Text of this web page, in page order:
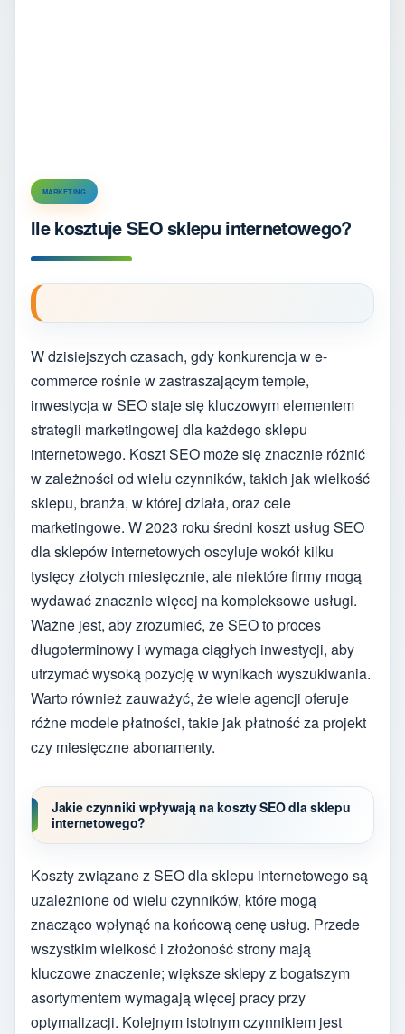
MARKETING
Ile kosztuje SEO sklepu internetowego?
W dzisiejszych czasach, gdy konkurencja w e-
commerce rośnie w zastraszającym tempie,
inwestycja w SEO staje się kluczowym elementem
strategii marketingowej dla każdego sklepu
internetowego. Koszt SEO może się znacznie różnić
w zależności od wielu czynników, takich jak wielkość
sklepu, branża, w której działa, oraz cele
marketingowe. W 2023 roku średni koszt usług SEO
dla sklepów internetowych oscyluje wokół kilku
tysięcy złotych miesięcznie, ale niektóre firmy mogą
wydawać znacznie więcej na kompleksowe usługi.
Ważne jest, aby zrozumieć, że SEO to proces
długoterminowy i wymaga ciągłych inwestycji, aby
utrzymać wysoką pozycję w wynikach wyszukiwania.
Warto również zauważyć, że wiele agencji oferuje
różne modele płatności, takie jak płatność za projekt
czy miesięczne abonamenty.
Jakie czynniki wpływają na koszty SEO dla sklepu
internetowego?
Koszty związane z SEO dla sklepu internetowego są
uzależnione od wielu czynników, które mogą
znacząco wpłynąć na końcową cenę usług. Przede
wszystkim wielkość i złożoność strony mają
kluczowe znaczenie; większe sklepy z bogatszym
asortymentem wymagają więcej pracy przy
optymalizacji. Kolejnym istotnym czynnikiem jest